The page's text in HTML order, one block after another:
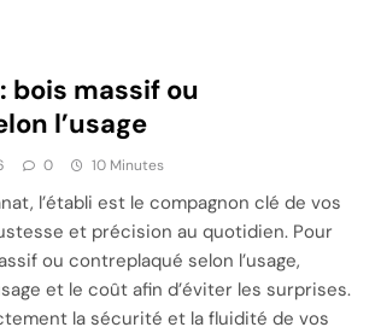
bois massif ou
l’usage
0 10 Minutes
l’établi est le compagnon clé de vos
et précision au quotidien. Pour
ou contreplaqué selon l’usage,
et le coût afin d’éviter les surprises.
la sécurité et la fluidité de vos